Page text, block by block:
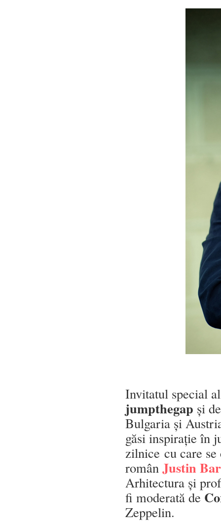
Invitatul special
jumpthegap și
Bulgaria și
găsi inspirație în
zilnice cu care
român Justin
Arhitectura și
fi moderată de
Zeppelin.